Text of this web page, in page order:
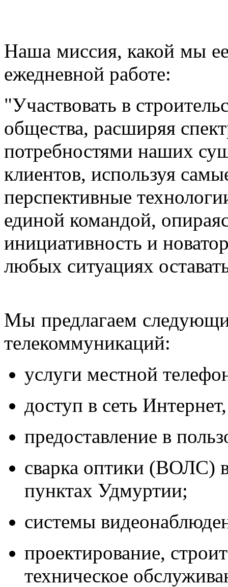
Наша миссия, какой мы
ежедневной работе:
"Участвовать в
общества, расширяя
потребностями наших
клиентов, используя
перспективные
единой командой,
инициативность и
любых ситуациях
Мы предлагаем
телекоммуникаций:
услуги местной
доступ в сеть
предоставление в
сварка оптики (ВОЛС)
пунктах Удмуртии;
системы
проектирование,
техническое